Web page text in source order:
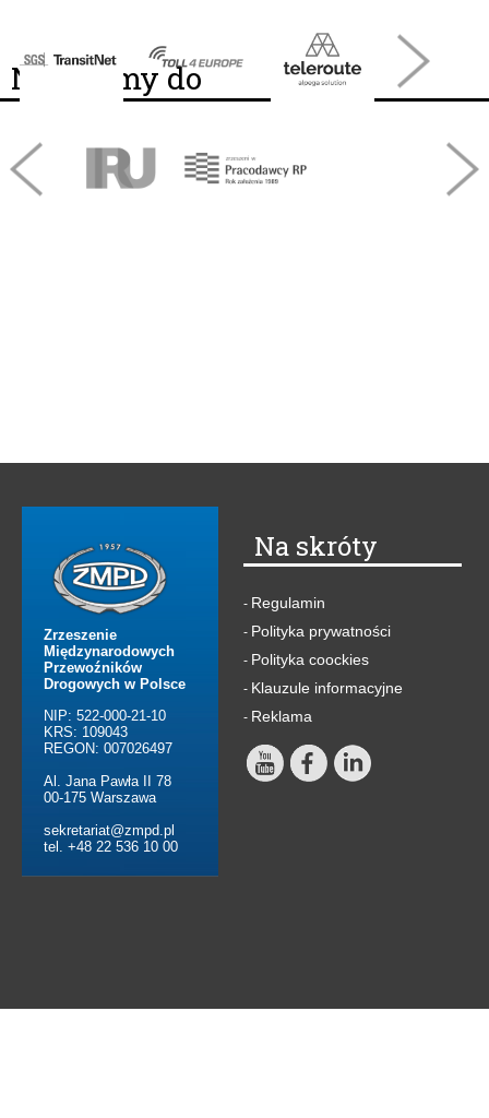
Należymy do
Zrzeszenie
Międzynarodowych
Przewoźników
Drogowych w Polsce
NIP: 522-000-21-10
KRS: 109043
REGON: 007026497
Al. Jana Pawła II 78
00-175 Warszawa
sekretariat@zmpd.pl
tel. +48 22 536 10 00
Na skróty
- Regulamin
- Polityka prywatności
- Polityka coockies
- Klauzule informacyjne
- Reklama